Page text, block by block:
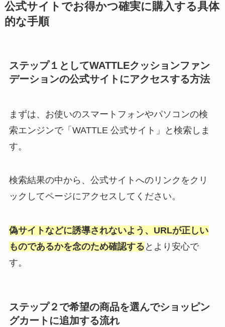
公式サイトでお得かつ確実に購入する具体
的な手順
ステップ１としてWATTLEクッションファン
デーションの公式サイトにアクセスする方法
まずは、お使いのスマートフォンやパソコンの検
索エンジンで「WATTLE 公式サイト」と検索しま
す。
検索結果の中から、公式サイトへのリンクをクリ
ックしてページにアクセスしてください。
偽サイトなどに誘導されないよう、URLが正しい
ものであるかを念のため確認する とより安心で
す。
ステップ２で希望の商品を選んでショッピン
グカートに追加する流れ